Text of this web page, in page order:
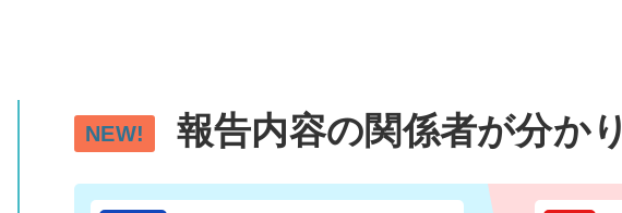
NEW! 報告内容の関係者が分か